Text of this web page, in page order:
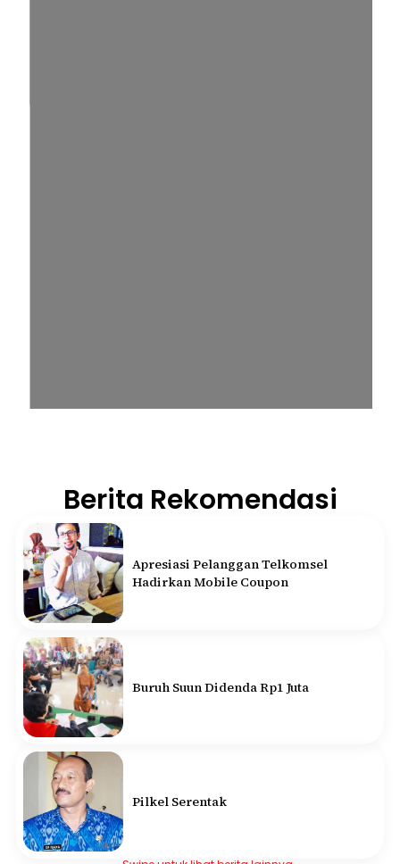
Berita Rekomendasi
Apresiasi Pelanggan Telkomsel
Hadirkan Mobile Coupon
Buruh Suun Didenda Rp1 Juta
Pilkel Serentak